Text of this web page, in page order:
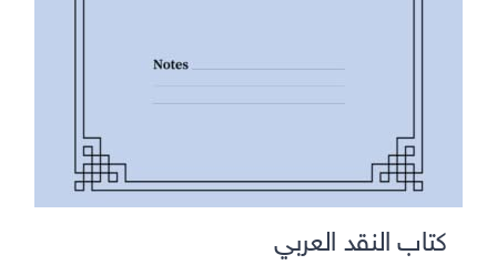
كتاب النقد العربي